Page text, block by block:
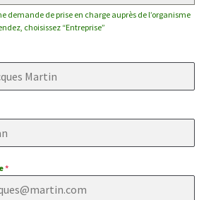
demande de prise en charge auprès de l’organisme
choisissez “Entreprise”
*